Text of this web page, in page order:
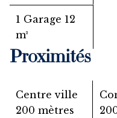
1 Garage 12
m²
Proximités
Centre ville
200 mètres